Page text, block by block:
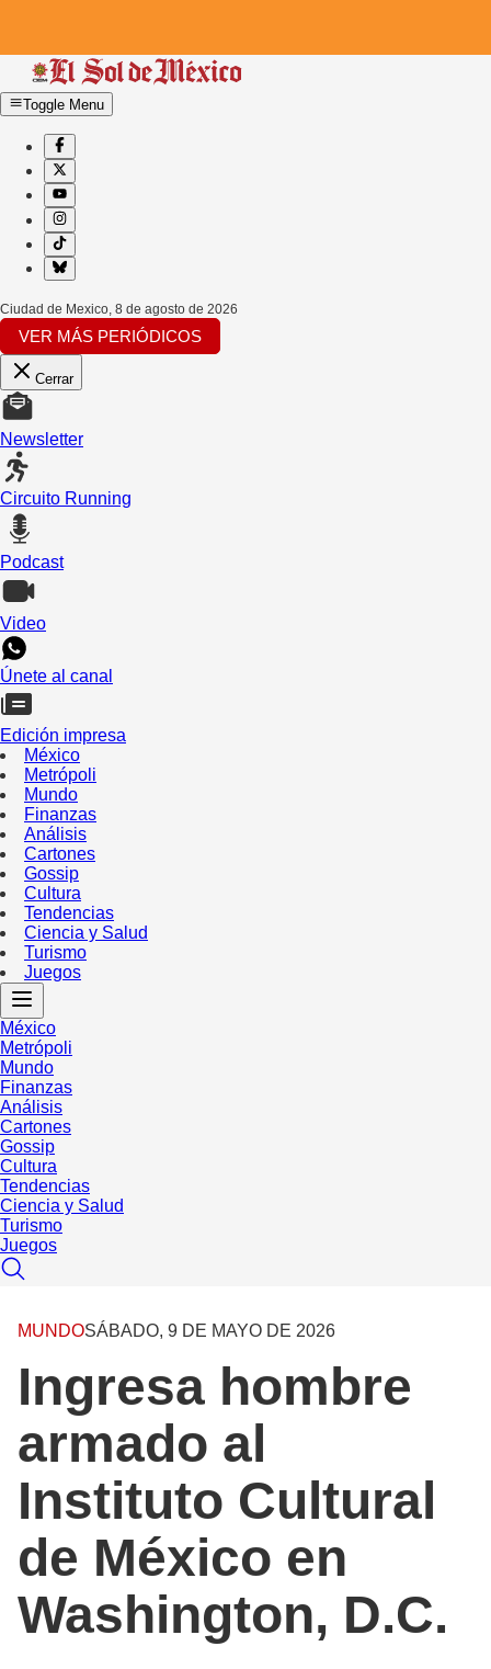
Toggle Menu
Ciudad de Mexico, 8 de agosto de 2026
VER MÁS PERIÓDICOS
Cerrar
Newsletter
Circuito Running
Podcast
Video
Únete al canal
Edición impresa
México
Metrópoli
Mundo
Finanzas
Análisis
Cartones
Gossip
Cultura
Tendencias
Ciencia y Salud
Turismo
Juegos
México
Metrópoli
Mundo
Finanzas
Análisis
Cartones
Gossip
Cultura
Tendencias
Ciencia y Salud
Turismo
Juegos
MUNDOSÁBADO, 9 DE MAYO DE 2026
Ingresa hombre
armado al
Instituto Cultural
de México en
Washington, D.C.